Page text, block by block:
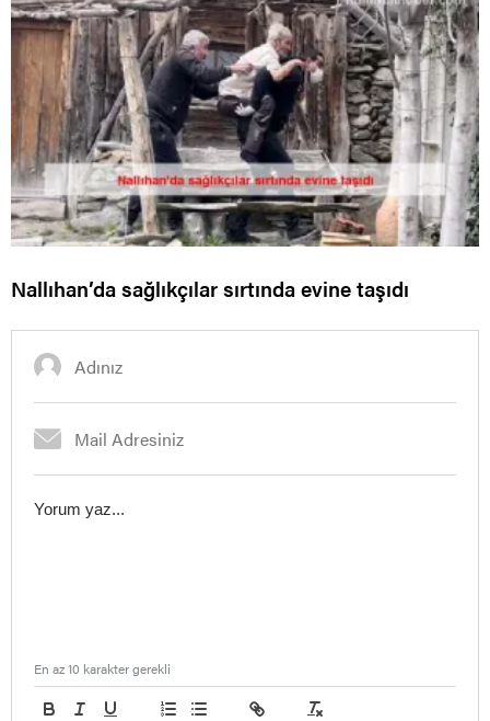
Nallıhan’da sağlıkçılar sırtında evine taşıdı
En az 10 karakter gerekli